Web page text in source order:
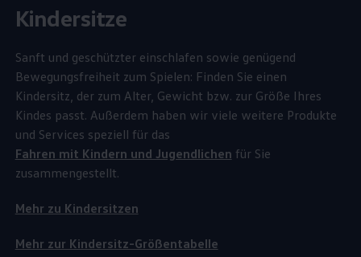
Kindersitze
Sanft und geschützter einschlafen sowie genügend
Bewegungsfreiheit zum Spielen: Finden Sie einen
Kindersitz, der zum Alter, Gewicht bzw. zur Größe Ihres
Kindes passt. Außerdem haben wir viele weitere Produkte
und Services speziell für das
Fahren mit Kindern und Jugendlichen für Sie
zusammengestellt.
Mehr zu Kindersitzen
Mehr zur Kindersitz-Größentabelle